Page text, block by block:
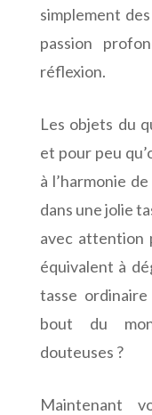
simplement
passion
réflexion.
Les objets du
et pour peu
à l’harmonie
dans une jolie
avec attention
équivalent à
tasse
bout du
douteuses ?
Maintenant